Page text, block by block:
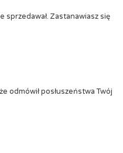
Zastanawiasz się
odmówił posłuszeństwa Twój